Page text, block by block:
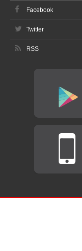
Facebook
Twitter
RSS